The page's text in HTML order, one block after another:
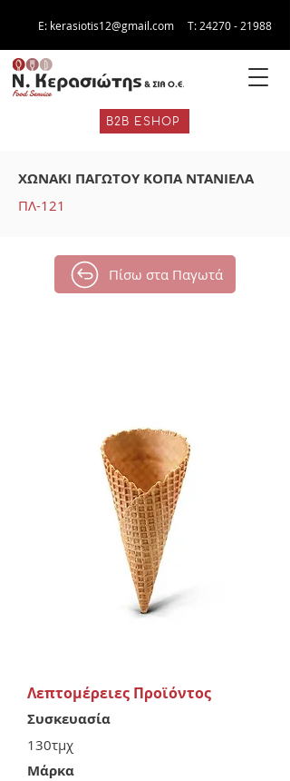
E: kerasiotis12@gmail.com Τ: 24270 - 21988
B2B ESHOP
ΧΩΝΑΚΙ ΠΑΓΩΤΟΥ ΚΟΠΑ ΝΤΑΝΙΕΛΑ
ΠΛ-121
Πίσω στα Παγωτά
Λεπτομέρειες Προϊόντος
Συσκευασία
130τμχ
Μάρκα